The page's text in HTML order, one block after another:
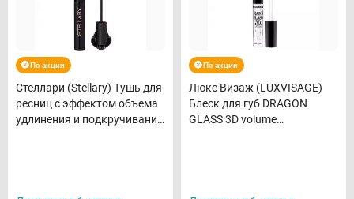
По акции
Стеллари (Stellary) Тушь для
ресниц с эффектом объема
удлинения и подкручивания
По акции
Люкс Визаж (LUXVISAGE)
Блеск для губ DRAGON
GLASS 3D volume